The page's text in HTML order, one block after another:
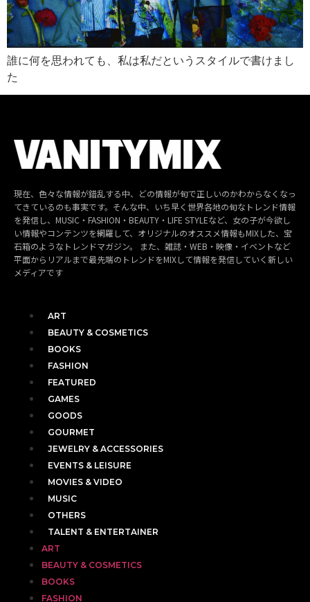
誰に何を思われても、私は私だというスタイルで書けまし
た
現在、色々な情報が錯乱する中、どの情報が旬で正しいのかわからなくなっ
てきているのも事実です。そんな中、いち早く世界各地の旬なトレンド情報
を発信し、MUSIC・FASHION・BEAUTY・LIFE STYLEなど、女の子が今欲し
い情報やコンテンツを網羅して、オリジナルのオススメ情報もMIXした、宝
石箱のようなトレンドマガジン。 また、雑誌・WEB・映像・イベントなど
平面からリアルまで最先端のトレンドをMIXして情報を発信していく新しい
メディアです
ART
BEAUTY & COSMETICS
BOOKS
FASHION
FEATURED
GAMES
GOODS
GOURMET
JEWELRY & ACCESSORIES
EVENTS & LEISURE
MOVIES & VIDEO
MUSIC
OTHERS
TALENT & ENTERTAINER
ART
BEAUTY & COSMETICS
BOOKS
FASHION